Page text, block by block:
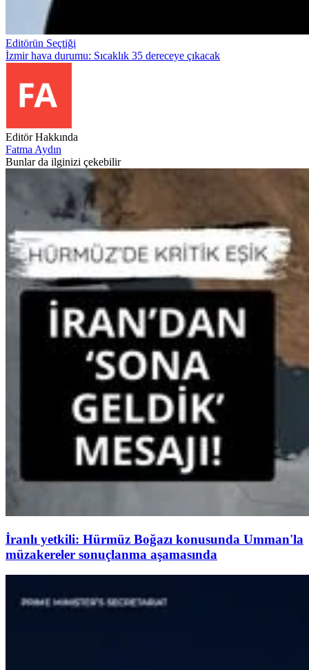
Editörün Seçtiği
İzmir hava durumu: Sıcaklık 35 dereceye çıkacak
Editör Hakkında
Fatma Aydın
Bunlar da ilginizi çekebilir
İranlı yetkili: Hürmüz Boğazı konusunda Umman'la
müzakereler sonuçlanma aşamasında